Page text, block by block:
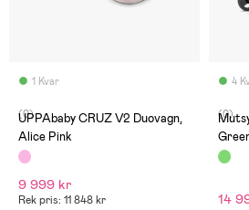
1 Kvar
(0)
UPPAbaby CRUZ V2 Duovagn,
Alice Pink
9 999 kr
Rek pris: 11 848 kr
4
(0)
14